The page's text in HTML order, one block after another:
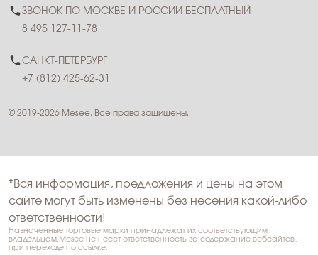
ЗВОНОК ПО МОСКВЕ И РОССИИ БЕСПЛАТНЫЙ
8 495 127-11-78
САНКТ-ПЕТЕРБУРГ
+7 (812) 425-62-31
© 2019-2026 Mesee. Все права защищены.
*Вся информация, предложения и цены на этом
сайте могут быть изменены без несения какой-либо
ответственности!
Назначенные торговые марки принадлежат их соответствующим
владельцам.Mesee не несет ответственность за содержание вебсайтов,
при переходе по ссылке.